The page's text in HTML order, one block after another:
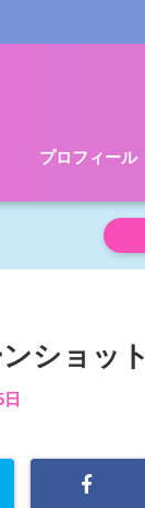
プロフィール
ショッ